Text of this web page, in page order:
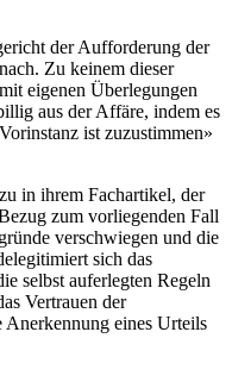
der Aufforderung der
Zu keinem dieser
eigenen Überlegungen
aus der Affäre, indem es
ist zuzustimmen»
in ihrem Fachartikel, der
zum vorliegenden Fall
verschwiegen und die
sich das
selbst auferlegten Regeln
Vertrauen der
eines Urteils